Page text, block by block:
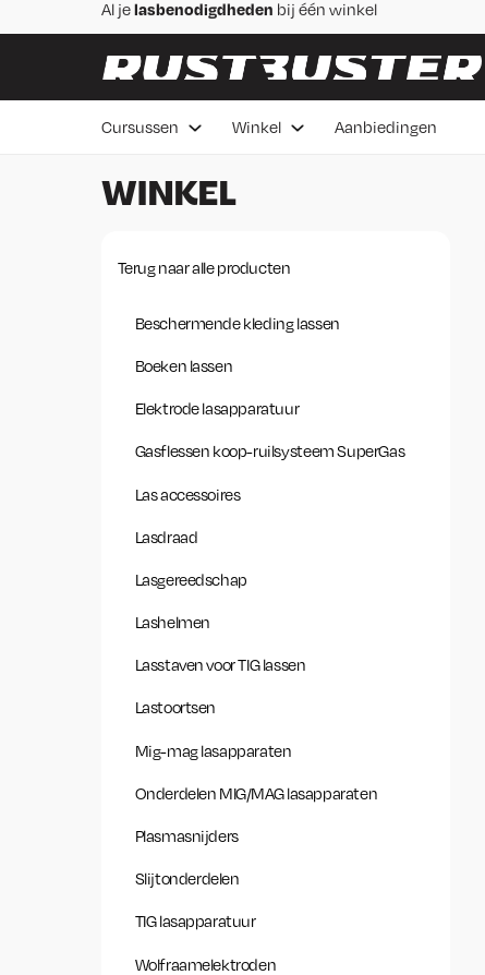
Skip to contentPraktischelascursussenin Veenendaal
Betaal in 3 delen, rentevrij 0%
Cursussen Winkel Aanbiedingen
WINKEL
Terug naar alle producten
Beschermende kleding lassen
Boeken lassen
Elektrode lasapparatuur
Gasflessen koop-ruilsysteem SuperGas
Las accessoires
Lasdraad
Lasgereedschap
Lashelmen
Lasstaven voor TIG lassen
Lastoortsen
Mig-mag lasapparaten
Onderdelen MIG/MAG lasapparaten
Plasmasnijders
Slijtonderdelen
TIG lasapparatuur
Wolfraamelektroden